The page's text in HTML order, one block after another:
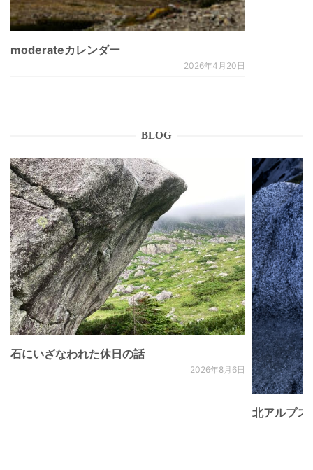
moderateカレンダー
2026年4月20日
BLOG
石にいざなわれた休日の話
2026年8月6日
北アルプ